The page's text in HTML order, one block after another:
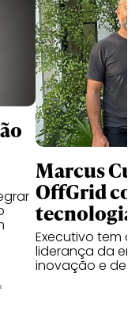
Marcus
OffGrid
tecnologia
Executivo tem
liderança da
inovação e